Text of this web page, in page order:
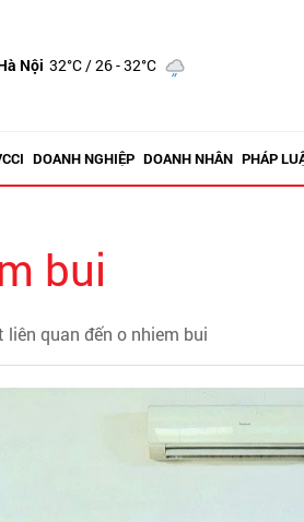
Nội 32°C/ 26 - 32°C
DOANH NGHIỆP DOANH NHÂN PHÁP
bui
quan đến o nhiem bui